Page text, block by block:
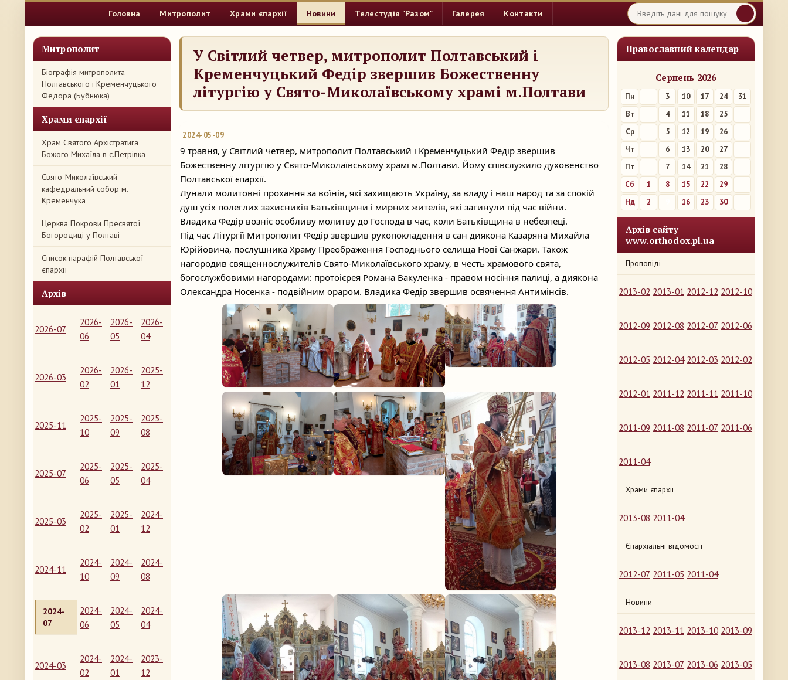
Головна Митрополит Храми єпархії Новини Телестудія "Разом" Галерея Контакти
Митрополит
Біографія митрополита
Полтавського і Кременчуцького
Федора (Бубнюка)
Храми єпархії
Храм Святого Архістратига
Божого Михаїла в с.Петрівка
Свято-Миколаївський
кафедральний собор м.
Кременчука
Церква Покрови Пресвятої
Богородиці у Полтаві
Список парафій Полтавської
єпархії
Архів
2026-07
2026-
06
2026-
05
2026-
04
2026-03
2026-
02
2026-
01
2025-
12
2025-11
2025-
10
2025-
09
2025-
08
2025-07
2025-
06
2025-
05
2025-
04
2025-03
2025-
02
2025-
01
2024-
12
2024-11
2024-
10
2024-
09
2024-
08
2024-
07
2024-
06
2024-
05
2024-
04
2024-03
2024-
02
2024-
01
2023-
12
Православний календар
Серпень 2026
Пн 3 10 17 24
31
Вт
4 11 18
25
Ср
5 12 19
26
Чт
6 13 20
27
Пт
7 14 21
28
Сб
1 8 15 22
29
Нд
2 16 23 30
Архів сайту
www.orthodox.pl.ua
Проповіді
2013-02 2013-01 2012-12 2012-10
2012-09 2012-08 2012-07 2012-06
2012-05 2012-04 2012-03 2012-02
2012-01 2011-12 2011-11 2011-10
2011-09 2011-08 2011-07 2011-06
2011-04
Храми єпархії
2013-08 2011-04
Єпархіальні відомості
2012-07 2011-05 2011-04
Новини
2013-12 2013-11 2013-10 2013-09
2013-08 2013-07 2013-06 2013-05
У Світлий четвер, митрополит Полтавський і
Кременчуцький Федір звершив Божественну
літургію у Свято-Миколаївському храмі м.Полтави
2024-05-09
9 травня, у Світлий четвер, митрополит Полтавський і Кременчуцький Федір звершив
Божественну літургію у Свято-Миколаївському храмі м.Полтави. Йому співслужило духовенство
Полтавської єпархії.
Лунали молитовні прохання за воїнів, які захищають Україну, за владу і наш народ та за спокій
душ усіх полеглих захисників Батьківщини і мирних жителів, які загинули під час війни.
Владика Федір возніс особливу молитву до Господа в час, коли Батьківщина в небезпеці.
Під час Літургії Митрополит Федір звершив рукопокладення в сан диякона Казаряна Михайла
Юрійовича, послушника Храму Преображення Господнього селища Нові Санжари. Також
нагородив священнослужителів Свято-Миколаївського храму, в честь храмового свята,
богослужбовими нагородами: протоієрея Романа Вакуленка - правом носіння палиці, а диякона
Олександра Носенка - подвійним ораром. Владика Федір звершив освячення Антимінсів.